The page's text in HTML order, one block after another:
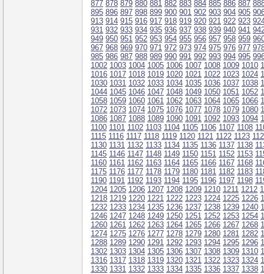
877 878 879 880 881 882 883 884 885 886 887
895 896 897 898 899 900 901 902 903 904 905
913 914 915 916 917 918 919 920 921 922 923
931 932 933 934 935 936 937 938 939 940 941
949 950 951 952 953 954 955 956 957 958 959
967 968 969 970 971 972 973 974 975 976 977
985 986 987 988 989 990 991 992 993 994 995
1002 1003 1004 1005 1006 1007 1008 1009 1010
1016 1017 1018 1019 1020 1021 1022 1023 1024
1030 1031 1032 1033 1034 1035 1036 1037 1038
1044 1045 1046 1047 1048 1049 1050 1051 1052
1058 1059 1060 1061 1062 1063 1064 1065 1066
1072 1073 1074 1075 1076 1077 1078 1079 1080
1086 1087 1088 1089 1090 1091 1092 1093 1094
1100 1101 1102 1103 1104 1105 1106 1107 1108
1115 1116 1117 1118 1119 1120 1121 1122 1123
1130 1131 1132 1133 1134 1135 1136 1137 1138
1145 1146 1147 1148 1149 1150 1151 1152 1153
1160 1161 1162 1163 1164 1165 1166 1167 1168
1175 1176 1177 1178 1179 1180 1181 1182 1183
1190 1191 1192 1193 1194 1195 1196 1197 1198
1204 1205 1206 1207 1208 1209 1210 1211 1212
1218 1219 1220 1221 1222 1223 1224 1225 1226
1232 1233 1234 1235 1236 1237 1238 1239 1240
1246 1247 1248 1249 1250 1251 1252 1253 1254
1260 1261 1262 1263 1264 1265 1266 1267 1268
1274 1275 1276 1277 1278 1279 1280 1281 1282
1288 1289 1290 1291 1292 1293 1294 1295 1296
1302 1303 1304 1305 1306 1307 1308 1309 1310
1316 1317 1318 1319 1320 1321 1322 1323 1324
1330 1331 1332 1333 1334 1335 1336 1337 1338